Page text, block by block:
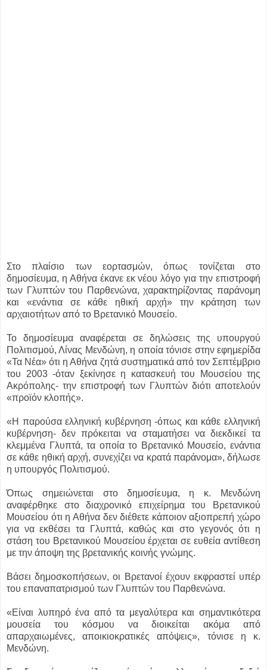
Στο πλαίσιο των εορτασμών, όπως τονίζεται στο
δημοσίευμα, η Αθήνα έκανε εκ νέου λόγο για την επιστροφή
των Γλυπτών του Παρθενώνα, χαρακτηρίζοντας παράνομη
και «ενάντια σε κάθε ηθική αρχή» την κράτηση των
αρχαιοτήτων από το Βρετανικό Μουσείο.
Το δημοσίευμα αναφέρεται σε δηλώσεις της υπουργού
Πολιτισμού, Λίνας Μενδώνη, η οποία τόνισε στην εφημερίδα
«Τα Νέα» ότι η Αθήνα ζητά συστηματικά από τον Σεπτέμβριο
του 2003 -όταν ξεκίνησε η κατασκευή του Μουσείου της
Ακρόπολης- την επιστροφή των Γλυπτών διότι αποτελούν
«προϊόν κλοπής».
«Η παρούσα ελληνική κυβέρνηση -όπως και κάθε ελληνική
κυβέρνηση- δεν πρόκειται να σταματήσει να διεκδικεί τα
κλεμμένα Γλυπτά, τα οποία το Βρετανικό Μουσείο, ενάντια
σε κάθε ηθική αρχή, συνεχίζει να κρατά παράνομα», δήλωσε
η υπουργός Πολιτισμού.
Όπως σημειώνεται στο δημοσίευμα, η κ. Μενδώνη
αναφέρθηκε στο διαχρονικό επιχείρημα του Βρετανικού
Μουσείου ότι η Αθήνα δεν διέθετε κάποιον αξιοπρεπή χώρο
για να εκθέσει τα Γλυπτά, καθώς και στο γεγονός ότι η
στάση του Βρετανικού Μουσείου έρχεται σε ευθεία αντίθεση
με την άποψη της βρετανικής κοινής γνώμης.
Βάσει δημοσκοπήσεων, οι Βρετανοί έχουν εκφραστεί υπέρ
του επαναπατρισμού των Γλυπτών του Παρθενώνα.
«Είναι λυπηρό ένα από τα μεγαλύτερα και σημαντικότερα
μουσεία του κόσμου να διοικείται ακόμα από
απαρχαιωμένες, αποικιοκρατικές απόψεις», τόνισε η κ.
Μενδώνη.